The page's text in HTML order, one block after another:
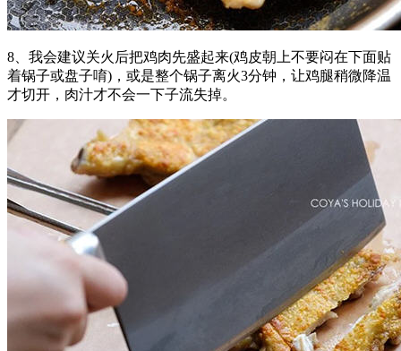
8、我会建议关火后把鸡肉先盛起来(鸡皮朝上不要闷在下面贴
着锅子或盘子唷)，或是整个锅子离火3分钟，让鸡腿稍微降温
才切开，肉汁才不会一下子流失掉。